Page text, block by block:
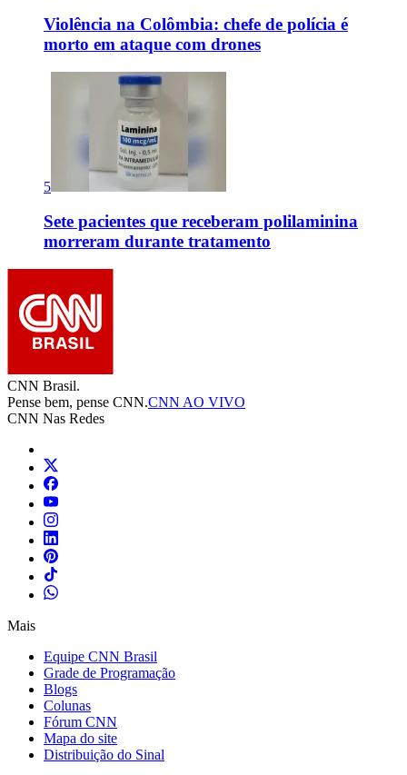
Violência na Colômbia: chefe de polícia é
morto em ataque com drones
5
Sete pacientes que receberam polilaminina
morreram durante tratamento
CNN Brasil.
Pense bem, pense CNN.CNN AO VIVO
CNN Nas Redes
Mais
Equipe CNN Brasil
Grade de Programação
Blogs
Colunas
Fórum CNN
Mapa do site
Distribuição do Sinal